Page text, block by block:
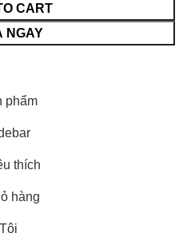
CART
NGAY
phẩm
thích
hàng
Tôi